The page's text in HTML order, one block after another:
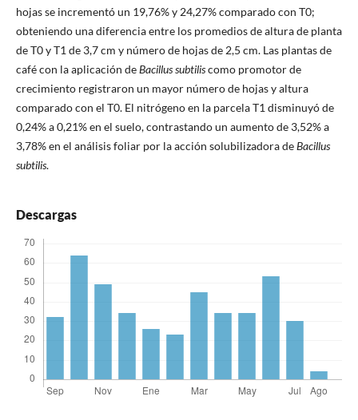
hojas se incrementó un 19,76% y 24,27% comparado con T0;
obteniendo una diferencia entre los promedios de altura de planta
de T0 y T1 de 3,7 cm y número de hojas de 2,5 cm. Las plantas de
café con la aplicación deBacillus subtiliscomo promotor de
crecimiento registraron un mayor número de hojas y altura
comparado con el T0. El nitrógeno en la parcela T1 disminuyó de
0,24% a 0,21% en el suelo, contrastando un aumento de 3,52% a
3,78% en el análisis foliar por la acción solubilizadora deBacillus
subtilis.
Descargas